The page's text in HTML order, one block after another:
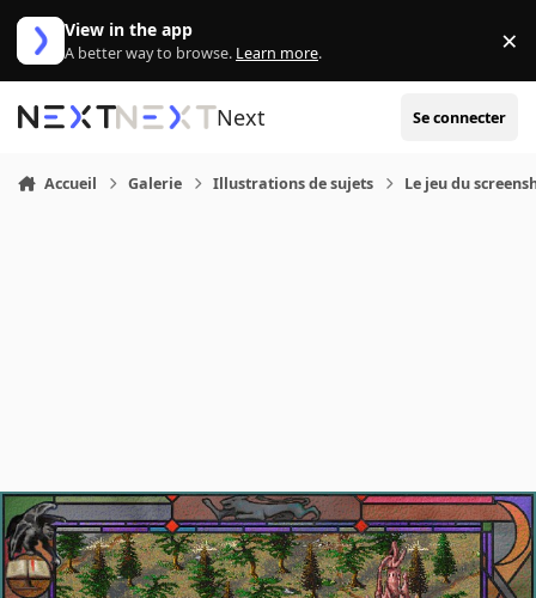
Aller au contenu
View in the app
A better way to browse. Learn more. ×
Next Se connecter
Accueil Galerie Illustrations de sujets Le jeu du